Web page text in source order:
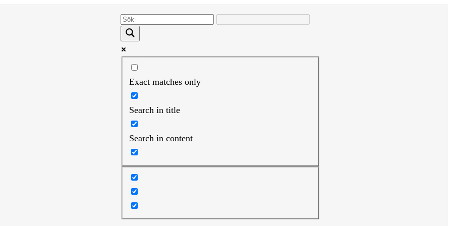
Exact matches only
Search in title
Search in content